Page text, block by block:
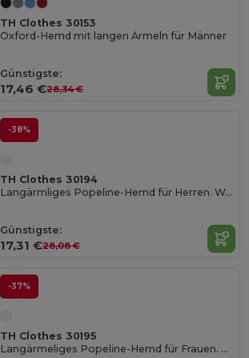
TH Clothes 30153
Oxford-Hemd mit langen Ärmeln für Männer
Günstigste:
17,46 €28,34 €
-38%
TH Clothes 30194
Langärmliges Popeline-Hemd für Herren. Weiße Farbe
Günstigste:
17,31 €28,08 €
-37%
TH Clothes 30195
Langärmeliges Popeline-Hemd für Frauen. Weiße Farbe